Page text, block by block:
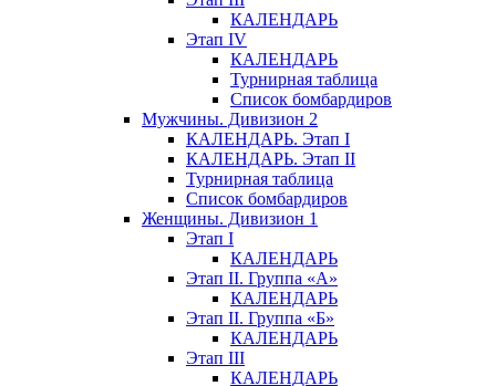
КАЛЕНДАРЬ
Этап IV
КАЛЕНДАРЬ
Турнирная таблица
Список бомбардиров
Мужчины. Дивизион 2
КАЛЕНДАРЬ. Этап I
КАЛЕНДАРЬ. Этап II
Турнирная таблица
Список бомбардиров
Женщины. Дивизион 1
Этап I
КАЛЕНДАРЬ
Этап II. Группа «А»
КАЛЕНДАРЬ
Этап II. Группа «Б»
КАЛЕНДАРЬ
Этап III
КАЛЕНДАРЬ